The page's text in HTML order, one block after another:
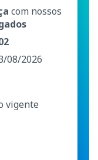
com nossos
08/2026
vigente